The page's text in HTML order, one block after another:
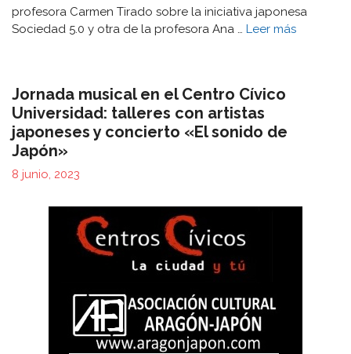
profesora Carmen Tirado sobre la iniciativa japonesa
Sociedad 5.0 y otra de la profesora Ana … Leer más
Jornada musical en el Centro Cívico
Universidad: talleres con artistas
japoneses y concierto «El sonido de
Japón»
8 junio, 2023